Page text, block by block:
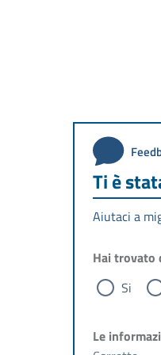
Ti è
Aiutaci a
Hai trovato
Si
Le